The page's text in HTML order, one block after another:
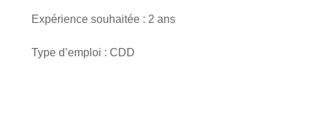
Expérience souhaitée : 2 ans
Type d’emploi : CDD